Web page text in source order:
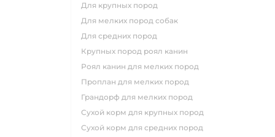
для крупных пород
для мелких пород собак
для средних пород
крупных пород роял канин
роял канин для мелких пород
проплан для мелких пород
грандорф для мелких пород
сухой корм для крупных пород
сухой корм для средних пород